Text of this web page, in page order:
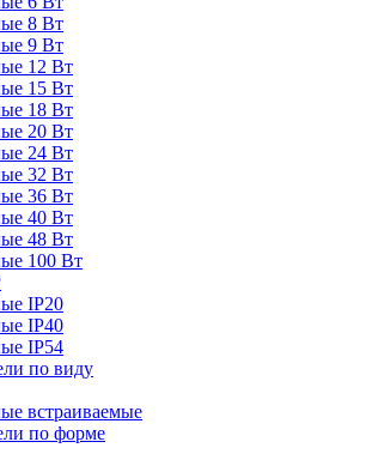
8 Вт
9 Вт
12 Вт
15 Вт
18 Вт
20 Вт
24 Вт
32 Вт
36 Вт
40 Вт
48 Вт
100 Вт
IP20
IP40
IP54
по виду
встраиваемые
по форме